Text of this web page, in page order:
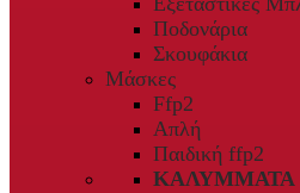
Ποδονάρια
Σκουφάκια
Μάσκες
Ffp2
Απλή
Παιδική ffp2
ΚΑΛΎΜΜΑΤΑ